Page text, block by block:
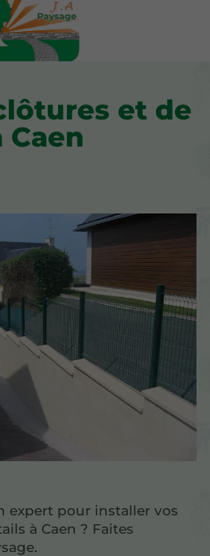
et de
expert pour installer vos
à Caen ? Faites